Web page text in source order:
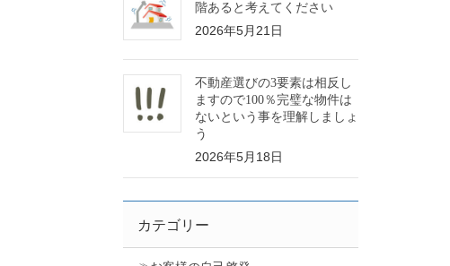
階あると考えてください
2026年5月21日
不動産選びの3要素は相反し
ますので100％完璧な物件は
ないという事を理解しましょ
う
2026年5月18日
カテゴリー